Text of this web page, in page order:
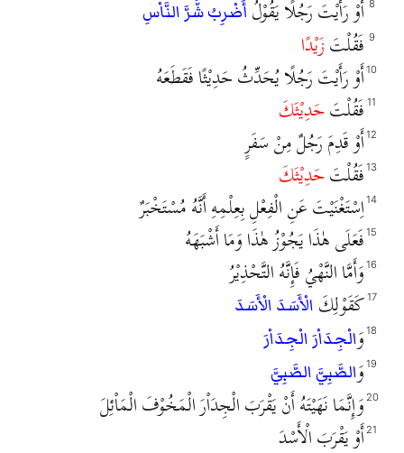
أَوْ رَأَيْتَ رَجُلًا يَقُوْلُ أَضْرِبُ شَّرَّ النَّاْسِ 8
فَقُلْتَزَيْدًا 9
أَوْ رَأَيْتَ رَجُلًا يُحَدِّثُ حَدِيْثًا فَقَطَعَهُ10
فَقُلْتَحَدِيْثَكَ 11
أَوْ قَدِمَ رَجُلٌ مِنْ سَفَرٍ12
فَقُلْتَحَدِيْثَكَ 13
اِسْتَغْنَيْتَ عَنِ الْفِعْلِ بِعِلْمِهِ أَنَّهُ مُسْتَخْبَرٌ14
فَعَلَى هٰذَا يَجُوْزُ هٰذَا وَمَا أَشْبَهَهُ 15
وَأَمَّا النَّهْيُ فَإِنَّهُ التَّحْذِيْرُ 16
كَقَوْلِكَ الْأَسَدَ الْأَسَدَ 17
وَالْجِدَاْرَ الْجِدَاْرَ 18
وَالصَّبِيَّ الصَّبِيَّ 19
وَإِنَّمَا نَهَيْتَهُ أَنْ يَقْرَبَ الْجِدَاْرَ الْمَخُوْفَ الْمَاْئِلَ 20
أَوْ يَقْرَبَ الْأَسْدَ 21